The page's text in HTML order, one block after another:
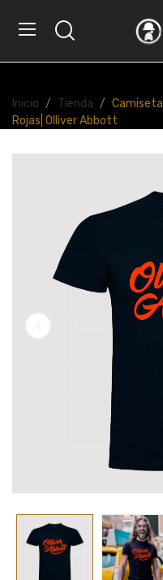
Inicio Tienda
Rojas| Olliver Abbott